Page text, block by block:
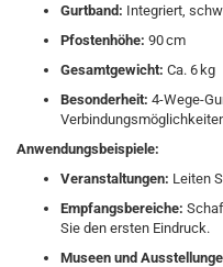
Gurtband: Integriert,
Pfostenhöhe: 90 cm
Gesamtgewicht: Ca. 6 kg
Besonderheit: 4-Wege-
Anwendungsbeispiele:
Veranstaltungen: Leiten
Empfangsbereiche:
Sie den ersten Eindruck.
Museen und